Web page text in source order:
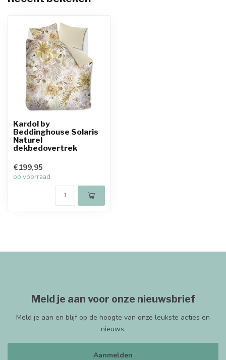
Kardol by
Beddinghouse Solaris
Naturel
dekbedovertrek
€199,95
op voorraad
Meld je aan voor onze nieuwsbrief
Meld je aan en blijf op de hoogte van onze leukste acties en
nieuws.
Aanmelden